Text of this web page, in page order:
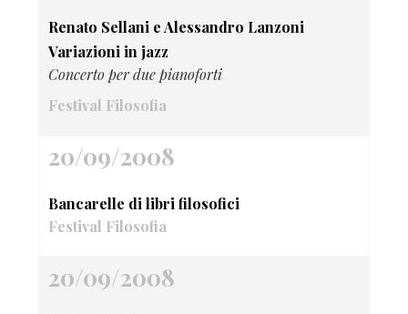
Renato Sellani e Alessandro Lanzoni
Variazioni in jazz
Concerto per due pianoforti
Festival Filosofia
20/09/2008
Bancarelle di libri filosofici
Festival Filosofia
20/09/2008